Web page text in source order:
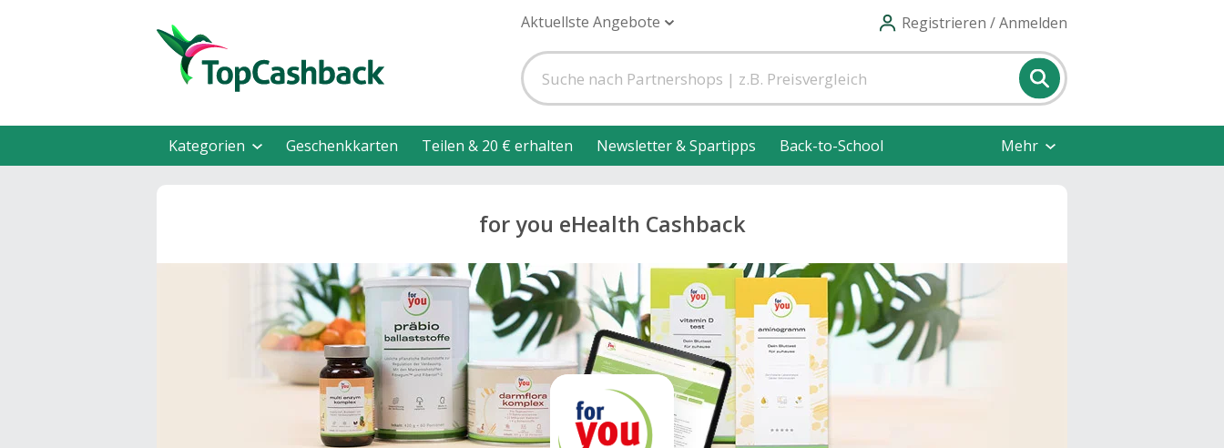
Aktuellste Angebote Registrieren / Anmelden
Kategorien Geschenkkarten Teilen & 20 € erhalten Newsletter & Spartipps Back-to-School Mehr
for you eHealth Cashback